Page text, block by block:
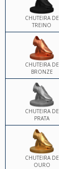
CHUTEIRA DE
TREINO
CHUTEIRA DE
BRONZE
CHUTEIRA DE
PRATA
CHUTEIRA DE
OURO